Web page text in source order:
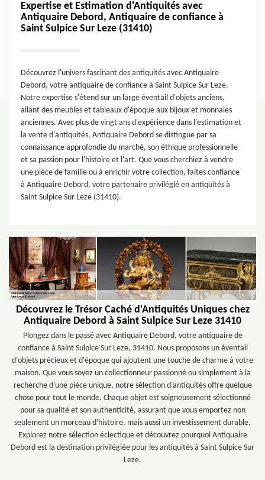
Expertise et Estimation d'Antiquités avec
Antiquaire Debord, Antiquaire de confiance à
Saint Sulpice Sur Leze (31410)
Découvrez l'univers fascinant des antiquités avec Antiquaire
Debord, votre antiquaire de confiance à Saint Sulpice Sur Leze.
Notre expertise s'étend sur un large éventail d'objets anciens,
allant des meubles et tableaux d'époque aux bijoux et monnaies
anciennes. Avec plus de vingt ans d'expérience dans l'estimation et
la vente d'antiquités, Antiquaire Debord se distingue par sa
connaissance approfondie du marché, son éthique professionnelle
et sa passion pour l'histoire et l'art. Que vous cherchiez à vendre
une pièce de famille ou à enrichir votre collection, faites confiance
à Antiquaire Debord, votre partenaire privilégié en antiquités à
Saint Sulpice Sur Leze (31410).
Découvrez le Trésor Caché d'Antiquités Uniques chez
Antiquaire Debord à Saint Sulpice Sur Leze 31410
Plongez dans le passé avec Antiquaire Debord, votre antiquaire de
confiance à Saint Sulpice Sur Leze, 31410. Nous proposons un éventail
d'objets précieux et d'époque qui ajoutent une touche de charme à votre
maison. Que vous soyez un collectionneur passionné ou simplement à la
recherche d'une pièce unique, notre sélection d'antiquités offre quelque
chose pour tout le monde. Chaque objet est soigneusement sélectionné
pour sa qualité et son authenticité, assurant que vous emportez non
seulement un morceau d'histoire, mais aussi un investissement durable.
Explorez notre sélection éclectique et découvrez pourquoi Antiquaire
Debord est la destination privilégiée pour les antiquités à Saint Sulpice Sur
Leze.